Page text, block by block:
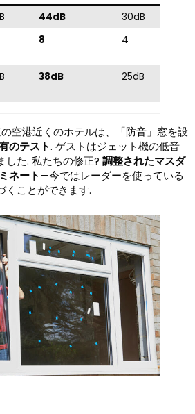
44dB
30dB
8 4
38dB 25dB
空港近くのホテルは、「防音」窓を設
のテスト. ゲストはジェット機の低音
した. 私たちの修正? 調整されたマスダ
ネート—今ではレーダーを使っている
くことができます.